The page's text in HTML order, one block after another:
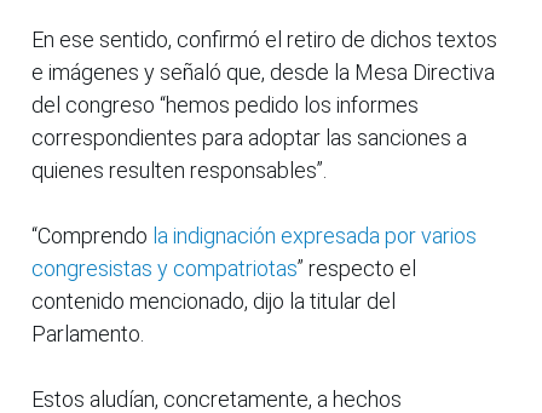
En ese sentido, confirmó el retiro de dichos textos
e imágenes y señaló que, desde la Mesa Directiva
del congreso “hemos pedido los informes
correspondientes para adoptar las sanciones a
quienes resulten responsables”.
“Comprendo la indignación expresada por varios
congresistas y compatriotas” respecto el
contenido mencionado, dijo la titular del
Parlamento.
Estos aludían, concretamente, a hechos